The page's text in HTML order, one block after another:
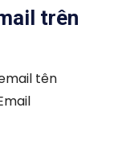
trên
tên